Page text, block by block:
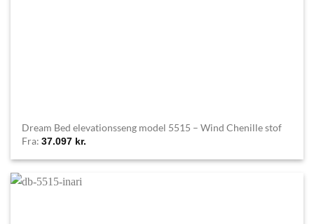
Dream Bed elevationsseng model 5515 – Wind Chenille stof
Fra:37.097 kr.